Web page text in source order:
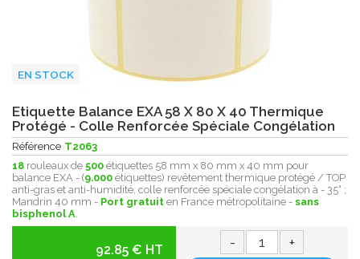
EN STOCK
Etiquette Balance EXA 58 X 80 X 40 Thermique
Protégé - Colle Renforcée Spéciale Congélation
Référence T2063
18 rouleaux de 500 étiquettes 58 mm x 80 mm x 40 mm pour
balance EXA - (9.000 étiquettes) revêtement thermique protégé / TOP
anti-gras et anti-humidité, colle renforcée spéciale congélation à - 35° ;
Mandrin 40 mm - Port gratuit en France métropolitaine - sans
bisphenol A
92.85 € HT - +